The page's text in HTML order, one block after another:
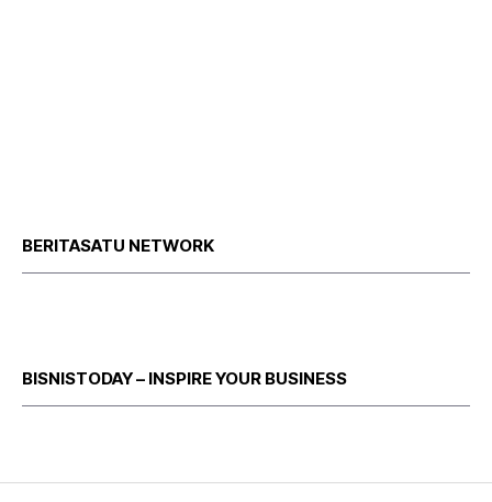
BERITASATU NETWORK
BISNISTODAY – INSPIRE YOUR BUSINESS